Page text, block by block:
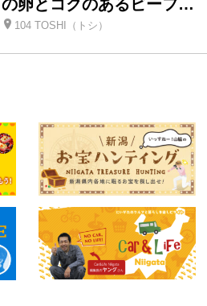
の卵とコクのあるビーフ…
104 TOSHI（トシ）